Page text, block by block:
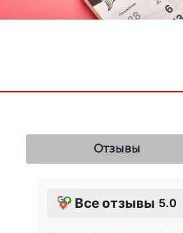
Отзывы
Все отзывы 5.0